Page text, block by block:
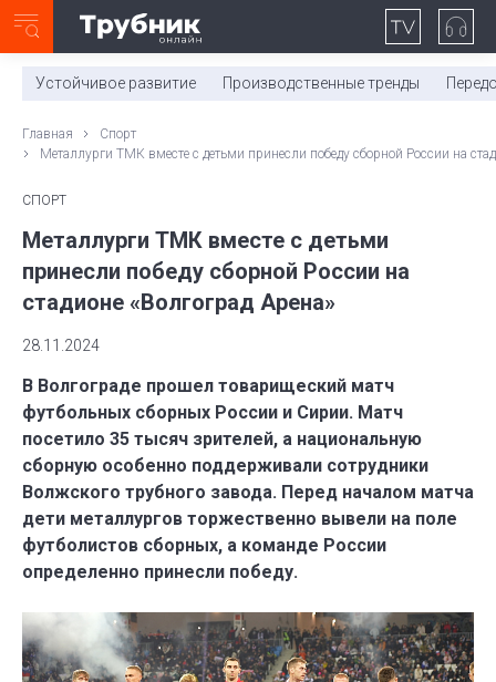
0:00/ 11:03
Устойчивое развитие Производственные тренды
Главная
Спорт
Металлурги ТМК вместе с детьми принесли победу сборной России на
СПОРТ
Металлурги ТМК вместе с детьми
принесли победу сборной России на
стадионе «Волгоград Арена»
28.11.2024
В Волгограде прошел товарищеский матч
футбольных сборных России и Сирии. Матч
посетило 35 тысяч зрителей, а национальную
сборную особенно поддерживали сотрудники
Волжского трубного завода. Перед началом матча
дети металлургов торжественно вывели на поле
футболистов сборных, а команде России
определенно принесли победу.